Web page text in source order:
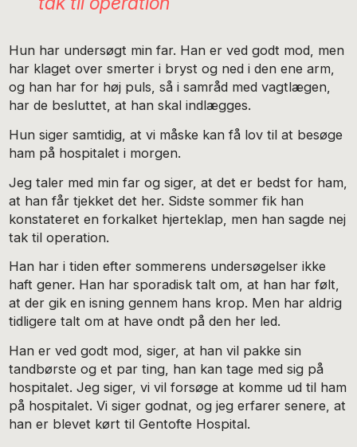
Hun har undersøgt min far. Han er ved godt mod, men
har klaget over smerter i bryst og ned i den ene arm,
og han har for høj puls, så i samråd med vagtlægen,
har de besluttet, at han skal indlægges.
Hun siger samtidig, at vi måske kan få lov til at besøge
ham på hospitalet i morgen.
Jeg taler med min far og siger, at det er bedst for ham,
at han får tjekket det her. Sidste sommer fik han
konstateret en forkalket hjerteklap, men han sagde nej
tak til operation.
Han har i tiden efter sommerens undersøgelser ikke
haft gener. Han har sporadisk talt om, at han har følt,
at der gik en isning gennem hans krop. Men har aldrig
tidligere talt om at have ondt på den her led.
Han er ved godt mod, siger, at han vil pakke sin
tandbørste og et par ting, han kan tage med sig på
hospitalet. Jeg siger, vi vil forsøge at komme ud til ham
på hospitalet. Vi siger godnat, og jeg erfarer senere, at
han er blevet kørt til Gentofte Hospital.